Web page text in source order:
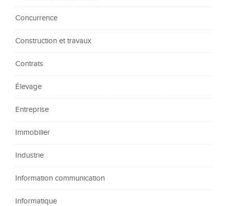
Concurrence
Construction et travaux
Contrats
Élevage
Entreprise
Immobilier
Industrie
Information communication
Informatique